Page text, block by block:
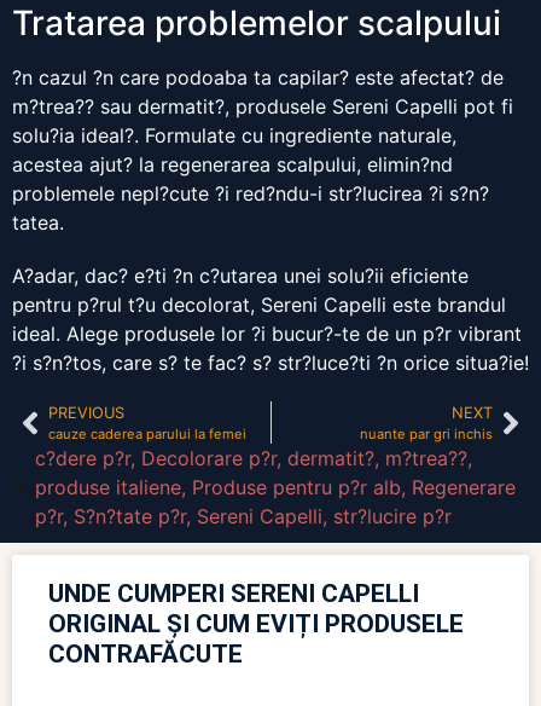
Tratarea problemelor scalpului
?n cazul ?n care podoaba ta capilar? este afectat? de
m?trea?? sau dermatit?, produsele Sereni Capelli pot fi
solu?ia ideal?. Formulate cu ingrediente naturale,
acestea ajut? la regenerarea scalpului, elimin?nd
problemele nepl?cute ?i red?ndu-i str?lucirea ?i s?n?
tatea.
A?adar, dac? e?ti ?n c?utarea unei solu?ii eficiente
pentru p?rul t?u decolorat, Sereni Capelli este brandul
ideal. Alege produsele lor ?i bucur?-te de un p?r vibrant
?i s?n?tos, care s? te fac? s? str?luce?ti ?n orice situa?ie!
PREVIOUS
cauze caderea parului la femei
NEXT
nuante par gri inchis
c?dere p?r, Decolorare p?r, dermatit?, m?trea??,
produse italiene, Produse pentru p?r alb, Regenerare
p?r, S?n?tate p?r, Sereni Capelli, str?lucire p?r
UNDE CUMPERI SERENI CAPELLI
ORIGINAL ȘI CUM EVIȚI PRODUSELE
CONTRAFĂCUTE